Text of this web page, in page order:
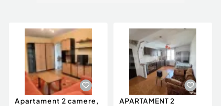
Apartament 2 camere,
APARTAMENT 2